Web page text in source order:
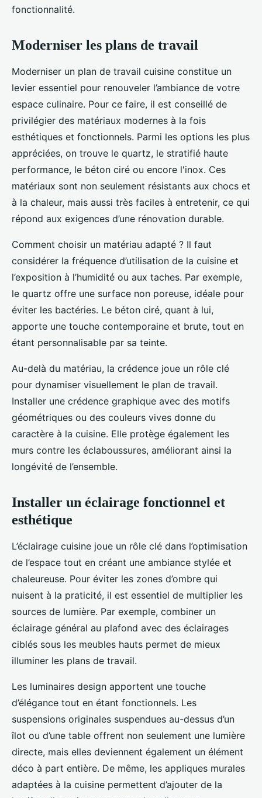
fonctionnalité.
Moderniser les plans de travail
Moderniser un plan de travail cuisine constitue un
levier essentiel pour renouveler l’ambiance de votre
espace culinaire. Pour ce faire, il est conseillé de
privilégier des matériaux modernes à la fois
esthétiques et fonctionnels. Parmi les options les plus
appréciées, on trouve le quartz, le stratifié haute
performance, le béton ciré ou encore l'inox. Ces
matériaux sont non seulement résistants aux chocs et
à la chaleur, mais aussi très faciles à entretenir, ce qui
répond aux exigences d’une rénovation durable.
Comment choisir un matériau adapté ? Il faut
considérer la fréquence d’utilisation de la cuisine et
l’exposition à l’humidité ou aux taches. Par exemple,
le quartz offre une surface non poreuse, idéale pour
éviter les bactéries. Le béton ciré, quant à lui,
apporte une touche contemporaine et brute, tout en
étant personnalisable par sa teinte.
Au-delà du matériau, la crédence joue un rôle clé
pour dynamiser visuellement le plan de travail.
Installer une crédence graphique avec des motifs
géométriques ou des couleurs vives donne du
caractère à la cuisine. Elle protège également les
murs contre les éclaboussures, améliorant ainsi la
longévité de l’ensemble.
Installer un éclairage fonctionnel et
esthétique
L’éclairage cuisine joue un rôle clé dans l’optimisation
de l’espace tout en créant une ambiance stylée et
chaleureuse. Pour éviter les zones d’ombre qui
nuisent à la praticité, il est essentiel de multiplier les
sources de lumière. Par exemple, combiner un
éclairage général au plafond avec des éclairages
ciblés sous les meubles hauts permet de mieux
illuminer les plans de travail.
Les luminaires design apportent une touche
d’élégance tout en étant fonctionnels. Les
suspensions originales suspendues au-dessus d’un
îlot ou d’une table offrent non seulement une lumière
directe, mais elles deviennent également un élément
déco à part entière. De même, les appliques murales
adaptées à la cuisine permettent d’ajouter de la